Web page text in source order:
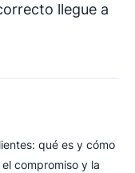
llegue a
qué es y cómo
compromiso y la